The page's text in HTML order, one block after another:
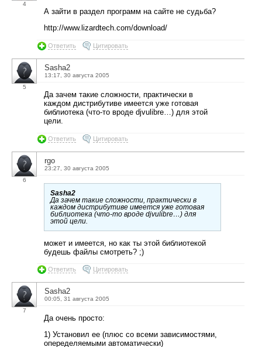
4
А зайти в раздел программ на сайте не судьба?
http://www.lizardtech.com/download/
Ответить Цитировать
5
Sasha2
13:17, 30 августа 2005
Да зачем такие сложности, практически в
каждом дистрибутиве имеется уже готовая
библиотека (что-то вроде djvulibre…) для этой
цели.
Ответить Цитировать
6
rgo
23:27, 30 августа 2005
Sasha2
Да зачем такие сложности, практически в
каждом дистрибутиве имеется уже готовая
библиотека (что-то вроде djvulibre…) для
этой цели.
может и имеется, но как ты этой библиотекой
будешь файлы смотреть? ;)
Ответить Цитировать
7
Sasha2
00:05, 31 августа 2005
Да очень просто:
1) Установил ее (плюс со всеми зависимостями,
опеределяемыми автоматически)